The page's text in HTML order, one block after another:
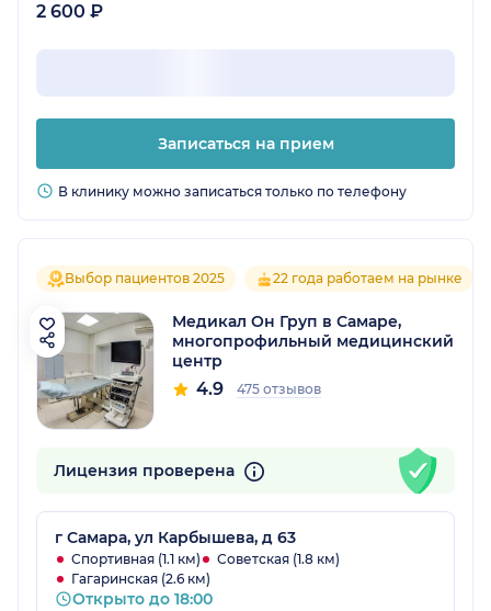
2 600 ₽
Записаться на прием
В клинику можно записаться только по телефону
Выбор пациентов 2025 22 года работаем на рынке
Медикал Он Груп в Самаре,
многопрофильный медицинский
центр
4.9 475 отзывов
Лицензия проверена
г Самара, ул Карбышева, д 63
Спортивная (1.1 км)
Советская (1.8 км)
Гагаринская (2.6 км)
Открыто до 18:00